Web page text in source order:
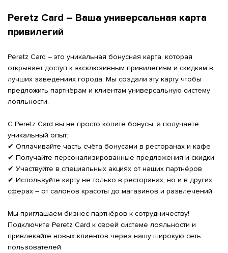
Peretz Card – Ваша универсальная карта
привилегий
Peretz Card – это уникальная бонусная карта, которая
открывает доступ к эксклюзивным привилегиям и скидкам в
лучших заведениях города. Мы создали эту карту чтобы
предложить партнёрам и клиентам универсальную систему
лояльности.
С Peretz Card вы не просто копите бонусы, а получаете
уникальный опыт:
✔ Оплачивайте часть счёта бонусами в ресторанах и кафе
✔ Получайте персонализированные предложения и скидки
✔ Участвуйте в специальных акциях от наших партнёров
✔ Используйте карту не только в ресторанах, но и в других
сферах – от салонов красоты до магазинов и развлечений
Мы приглашаем бизнес-партнёров к сотрудничеству!
Подключите Peretz Card к своей системе лояльности и
привлекайте новых клиентов через нашу широкую сеть
пользователей.